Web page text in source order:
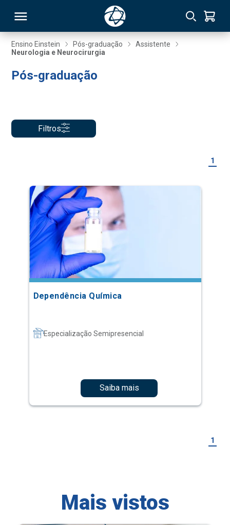
Ensino Einstein Pós-graduação
Assistente
Neurologia e Neurocirurgia
Pós-graduação
Filtros
1
Dependência Química
Especialização Semipresencial
Saiba mais
1
Mais vistos